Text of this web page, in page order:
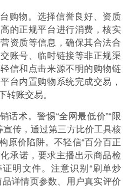
购物。选择信誉良好、资质
的正规平台进行消费，核实
资质等信息，确保其合法合
账号、临时链接等非正规渠
信和点击来源不明的购物链
台内置购物系统完成交易，
转账交易。
话术。警惕“全网最低价”“限
宣传，通过第三方比价工具核
原价陷阱。不轻信“百分百正
化承诺，要求主播出示商品检
明文件。注意识别“刷单炒
详情页参数、用户真实评价